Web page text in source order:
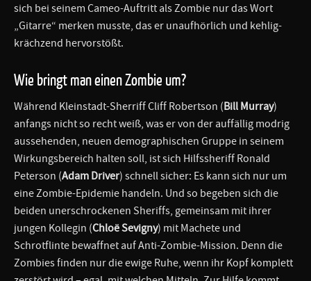
sich bei seinem Cameo-Auftritt als Zombie nur das Wort
„Gitarre“ merken musste, das er unaufhörlich und kehlig-
krächzend hervorstößt.
Wie bringt man einen Zombie um?
Während Kleinstadt-Sherriff Cliff Robertson (Bill Murray)
anfangs nicht so recht weiß, was er von der auffällig modrig
aussehenden, neuen demographischen Gruppe in seinem
Wirkungsbereich halten soll, ist sich Hilfssheriff Ronald
Peterson (Adam Driver) schnell sicher: Es kann sich nur um
eine Zombie-Epidemie handeln. Und so begeben sich die
beiden unerschrockenen Sheriffs, gemeinsam mit ihrer
jungen Kollegin (Chloë Sevigny) mit Machete und
Schrotflinte bewaffnet auf Anti-Zombie-Mission. Denn die
Zombies finden nur die ewige Ruhe, wenn ihr Kopf komplett